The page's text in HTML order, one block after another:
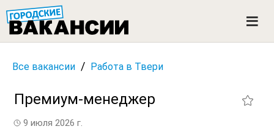
n
Все вакансии / Работа в Твери
Премиум-менеджер
9 июля 2026 г.